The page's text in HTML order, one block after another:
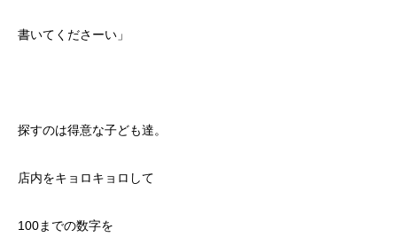
書いてくださーい」
探すのは得意な子ども達。
店内をキョロキョロして
100までの数字を